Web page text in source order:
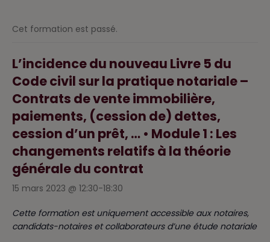
Cet formation est passé.
L’incidence du nouveau Livre 5 du
Code civil sur la pratique notariale –
Contrats de vente immobilière,
paiements, (cession de) dettes,
cession d’un prêt, … • Module 1 : Les
changements relatifs à la théorie
générale du contrat
15 mars 2023 @ 12:30-18:30
Cette formation est uniquement accessible aux notaires,
candidats-notaires et collaborateurs d’une étude notariale